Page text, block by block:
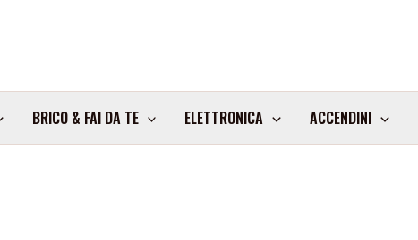
BRICO & FAI DA TE ELETTRONICA ACCENDINI